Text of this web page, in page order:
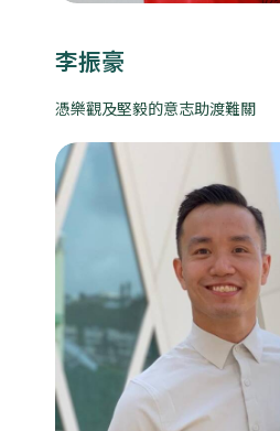
李振豪
憑樂觀及堅毅的意志助渡難關